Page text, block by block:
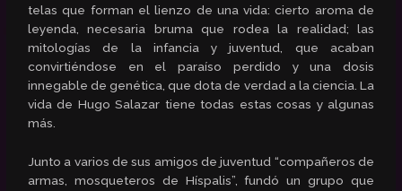
telas que forman el lienzo de una vida: cierto aroma de
leyenda, necesaria bruma que rodea la realidad; las
mitologías de la infancia y juventud, que acaban
convirtiéndose en el paraíso perdido y una dosis
innegable de genética, que dota de verdad a la ciencia. La
vida de Hugo Salazar tiene todas estas cosas y algunas
más.
Junto a varios de sus amigos de juventud “compañeros de
armas, mosqueteros de Híspalis”, fundó un grupo que